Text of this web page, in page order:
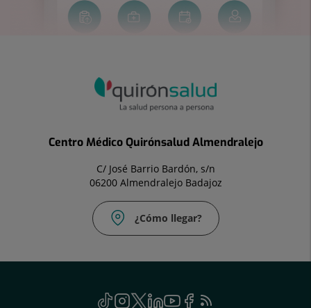
Centro Médico Quirónsalud Almendralejo
C/ José Barrio Bardón, s/n
06200 Almendralejo Badajoz
¿Cómo llegar?
924
TikTok
EsteInstagram
EsteTwitter
EsteLinkedin
EsteYoutube
EsteFacebook
Este Feed
Este